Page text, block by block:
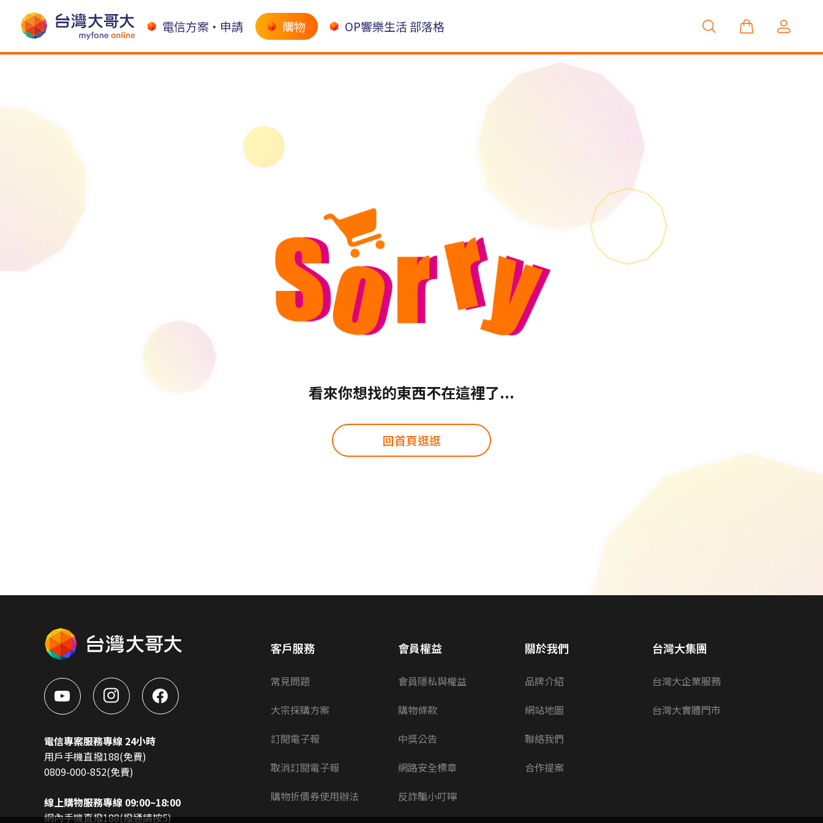
電信方案•申請 購物 OP響樂生活 部落格
看來你想找的東西不在這裡了...
回首頁逛逛
電信專案服務專線 24小時
用戶手機直撥188(免費)
0809-000-852(免費)
線上購物服務專線 09:00~18:00
網內手機直撥188(撥通請按5)
客戶服務
常見問題
大宗採購方案
訂閱電子報
取消訂閱電子報
購物折價券使用辦法
會員權益
會員隱私與權益
購物條款
中獎公告
網路安全標章
反詐騙小叮嚀
關於我們
品牌介紹
網站地圖
聯絡我們
合作提案
台灣大集團
台灣大企業服務
台灣大實體門市